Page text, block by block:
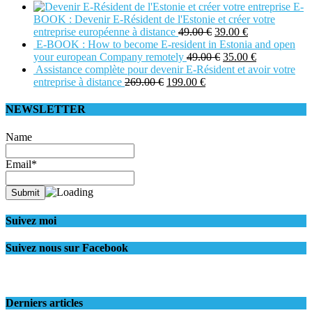
E-
BOOK : Devenir E-Résident de l'Estonie et créer votre
entreprise européenne à distance 49.00€ 39.00 €
E-BOOK : How to become E-resident in Estonia and open
your european Company remotely 49.00€ 35.00 €
Assistance complète pour devenir E-Résident et avoir votre
entreprise à distance 269.00€ 199.00 €
NEWSLETTER
Name
Email*
Suivez moi
Suivez nous sur Facebook
Derniers articles